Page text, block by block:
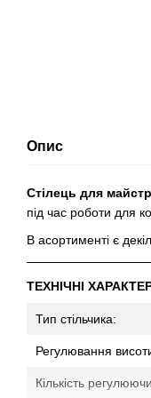
Опис
Стілець для
під час роботи для
В асортименті є
ТЕХНІЧНІ
Тип стільчика:
Регулювання
Кількість